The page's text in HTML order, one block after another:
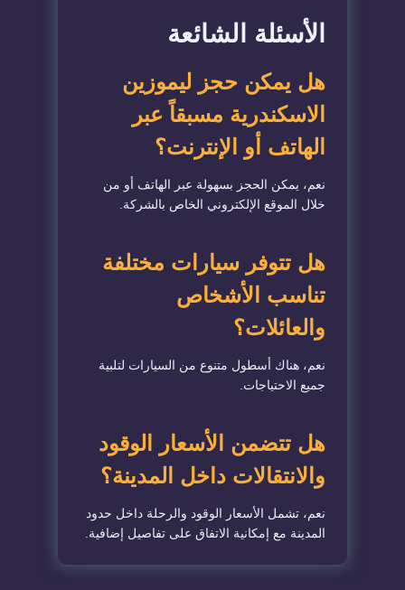
الأسئلة الشائعة
هل يمكن حجز ليموزين
الاسكندرية مسبقاً عبر
الهاتف أو الإنترنت؟
نعم، يمكن الحجز بسهولة عبر الهاتف أو من
خلال الموقع الإلكتروني الخاص بالشركة.
هل تتوفر سيارات مختلفة
تناسب الأشخاص
والعائلات؟
نعم، هناك أسطول متنوع من السيارات لتلبية
جميع الاحتياجات.
هل تتضمن الأسعار الوقود
والانتقالات داخل المدينة؟
نعم، تشمل الأسعار الوقود والرحلة داخل حدود
المدينة مع إمكانية الاتفاق على تفاصيل إضافية.